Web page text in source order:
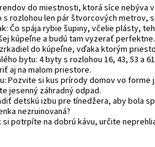
do miestnosti, ktorá síce nebýva
rozlohou len pár štvorcových metrov,
Čo spája rybie šupiny, včelie plásty,
kúpeľne a budú tam vyzerať perfektne.
do kúpeľne, vďaka ktorým
bytu: 4 byty s rozlohou 16, 43, 53 a
aj na malom priestore.
Pozvite si kus prírody domov vo forme
jesenný záhradný odpad.
detskú izbu pre tínedžera, aby bola
nezruinovaná?
si potrpíte na dobrú kávu, určite